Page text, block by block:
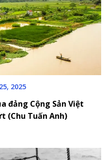
2025
đảng Cộng Sản Việt
(Chu Tuấn Anh)